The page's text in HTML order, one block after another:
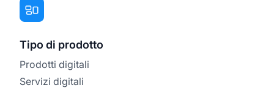
Tipo di prodotto
Prodotti digitali
Servizi digitali